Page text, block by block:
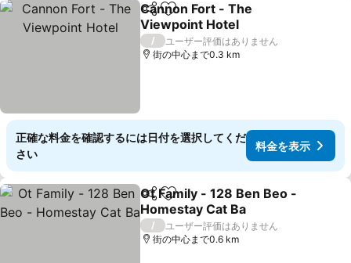
シェアお気に入りに追加
Cannon Fort - The
Viewpoint Hotel
/
ユーザー評価はありません
街の中心まで0.3 km
正確な料金を確認するには日付を選択してくだ
さい
料金を表示
シェアお気に入りに追加
Ot Family - 128 Ben Beo -
Homestay Cat Ba
/
ユーザー評価はありません
街の中心まで0.6 km